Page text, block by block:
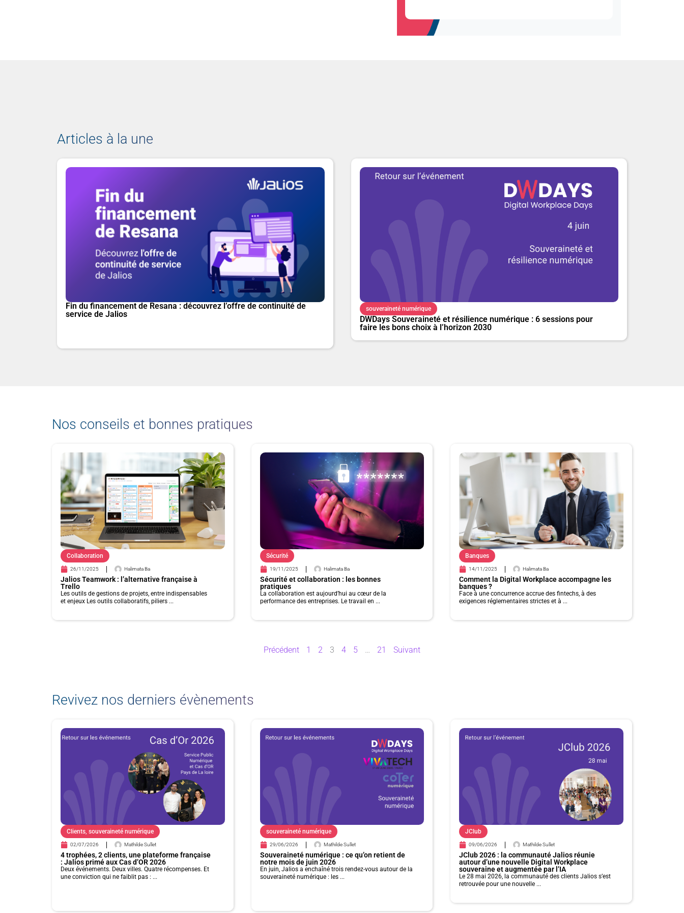
Articles à la une
Fin du financement de Resana : découvrez l’offre de continuité de
service de Jalios
souveraineté numérique
DWDays Souveraineté et résilience numérique : 6 sessions pour
faire les bons choix à l’horizon 2030
Nos conseils et bonnes pratiques
Collaboration
26/11/2025 Halimata Ba
Jalios Teamwork : l’alternative française à
Trello
Les outils de gestions de projets, entre indispensables
et enjeux Les outils collaboratifs, piliers ...
Sécurité
19/11/2025 Halimata Ba
Sécurité et collaboration : les bonnes
pratiques
La collaboration est aujourd’hui au cœur de la
performance des entreprises. Le travail en ...
Banques
14/11/2025 Halimata Ba
Comment la Digital Workplace accompagne les
banques ?
Face à une concurrence accrue des fintechs, à des
exigences réglementaires strictes et à ...
Précédent 1
a
g
e
2
g
e
3
a
g
e
4
a
g
e
5 …
a
g
e
21 Suivant
Revivez nos derniers évènements
Clients, souveraineté numérique
02/07/2026 Mathilde Sullet
4 trophées, 2 clients, une plateforme française
: Jalios primé aux Cas d’OR 2026
Deux événements. Deux villes. Quatre récompenses. Et
une conviction qui ne faiblit pas : ...
souveraineté numérique
29/06/2026 Mathilde Sullet
Souveraineté numérique : ce qu’on retient de
notre mois de juin 2026
En juin, Jalios a enchaîné trois rendez-vous autour de la
souveraineté numérique : les ...
JClub
09/06/2026 Mathilde Sullet
JClub 2026 : la communauté Jalios réunie
autour d’une nouvelle Digital Workplace
souveraine et augmentée par l’IA
Le 28 mai 2026, la communauté des clients Jalios s’est
retrouvée pour une nouvelle ...
a
a
e